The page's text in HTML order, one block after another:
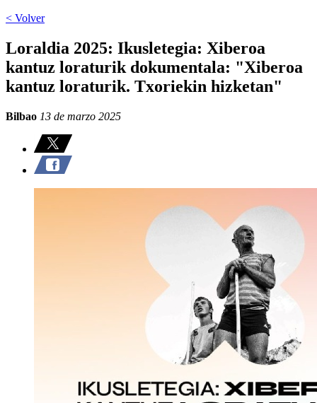
< Volver
Loraldia 2025: Ikusletegia: Xiberoa
kantuz loraturik dokumentala: "Xiberoa
kantuz loraturik. Txoriekin hizketan"
Bilbao 13 de marzo 2025